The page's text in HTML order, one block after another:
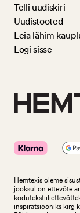
Telli uudiskiri
Uudistooted
Leia lähim
Logi sisse
Hemtexis oleme
jooksul on ettevõte
inspiratsiooniks kirg